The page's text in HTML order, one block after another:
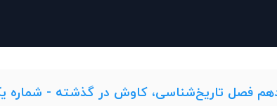
دهم فصل تاریخ‌شناسی، کاوش در گذشته - شماره